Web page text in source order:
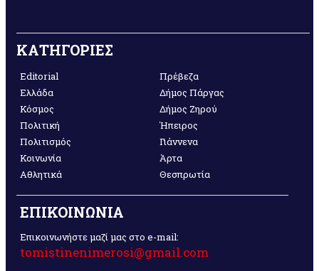
ΚΑΤΗΓΟΡΙΕΣ
Editorial
Ελλάδα
Κόσμος
Πολιτική
Πολιτισμός
Κοινωνία
Αθλητικά
Πρέβεζα
Δήμος Πάργας
Δήμος Ζηρού
Ήπειρος
Γιάννενα
Άρτα
Θεσπρωτία
ΕΠΙΚΟΙΝΩΝΙΑ
Επικοινωνήστε μαζί μας στο e-mail:
tomistinenimerosi@gmail.com